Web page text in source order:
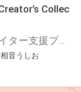
Collec
虎の穴が運営するクリエイター支援プラットフォーム「Fantia(ファンティア)」 Fantiaはイラスト・漫画・小説・コスプレ・音楽・映像作品など、各方面で活躍されている クリエイターの皆さまを応援する、クリエイター支援プラットフォームです。 そして、Fantiaにて活動されている注目クリエイターの作品をグッズ化する特別企画 「Fantia Creator’s Collection」2回目を開催いたします！ 今回は3名のクリエイターをピックアップ！Fantia公式ショップにて期間限定で受注販売を行います！ 期間限定の受注グッズとなっておりますので、この機会をお見逃しなく是非お求め下さい！！
音うしお